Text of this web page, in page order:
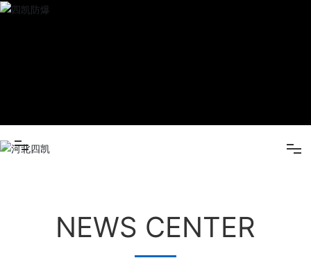
(中国)
产品
凯
营销网
产品中心
NEWS CENTER